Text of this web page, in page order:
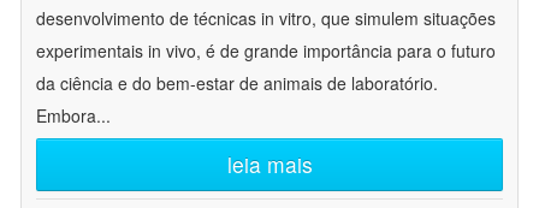
desenvolvimento de técnicas in vitro, que simulem situações
experimentais in vivo, é de grande importância para o futuro
da ciência e do bem-estar de animais de laboratório.
Embora...
leia mais